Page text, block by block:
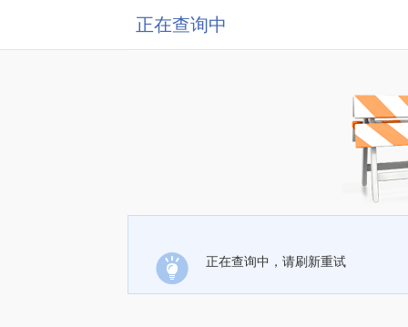
正在查询中
正在查询中，请刷新重试